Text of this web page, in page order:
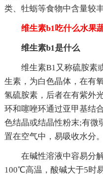
类、牡蛎等食物中含量较丰
维生素b1吃什么水果
维生素b1是什么
维生素B1又称硫胺素
生素，为白色晶体，在有
氢硫胺素，后者在有紫外
环和噻唑环通过亚甲基结
色结晶或结晶性粉末;有微
置在空气中，易吸收水分。
在碱性溶液中容易分
100℃高温，酸碱大于5时